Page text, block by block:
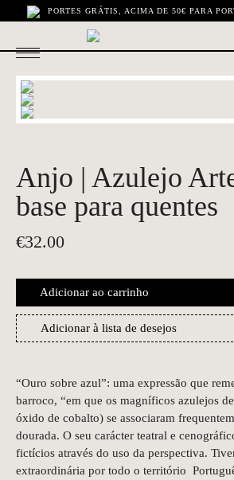
PORTES GRÁTIS, ACIMA DE 50€ PARA
Anjo | Azulejo
base para quentes
€32.00
Adicionar ao carrinho
Adicionar à lista de desejos
“Ouro sobre azul”: uma expressão que
barroco, “em que os magníficos azulejos
óxido de cobalto) se associaram
dourada. O seu carácter teatral e
fictícios através do uso da perspectiva.
extraordinária por todo o território